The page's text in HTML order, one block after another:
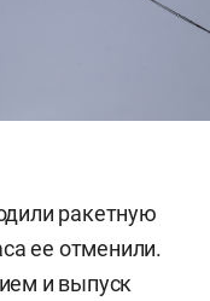
ракетную
ее отменили.
и выпуск